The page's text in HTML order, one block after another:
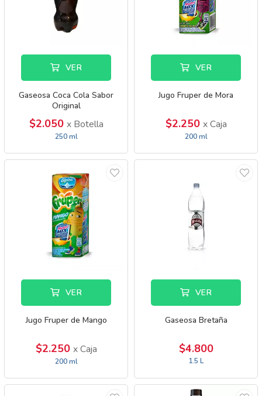
VER
Gaseosa Coca Cola Sabor
Original
$2.050 x Botella
250 ml
VER
Jugo Fruper de Mora
$2.250 x Caja
200 ml
VER
Jugo Fruper de Mango
$2.250 x Caja
200 ml
VER
Gaseosa Bretaña
$4.800
1.5 L